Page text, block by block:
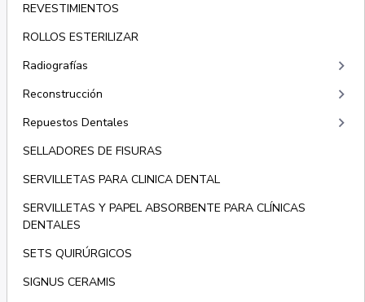
REVESTIMIENTOS
ROLLOS ESTERILIZAR
Radiografías
keyboard_arrow_right
Reconstrucción keyboard_arrow_right
Repuestos Dentales keyboard_arrow_right
SELLADORES DE FISURAS
SERVILLETAS PARA CLINICA DENTAL
SERVILLETAS Y PAPEL ABSORBENTE PARA CLÍNICAS
DENTALES
SETS QUIRÚRGICOS
SIGNUS CERAMIS